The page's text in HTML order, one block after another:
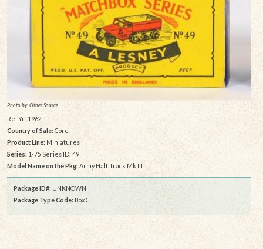
Photo by: Other Source
Rel Yr: 1962
Country of Sale: Core
Product Line:Miniatures
Series: 1-75 Series ID: 49
Model Name on the Pkg: Army Half Track Mk III
Package ID#: UNKNOWN
Package Type Code: Box C